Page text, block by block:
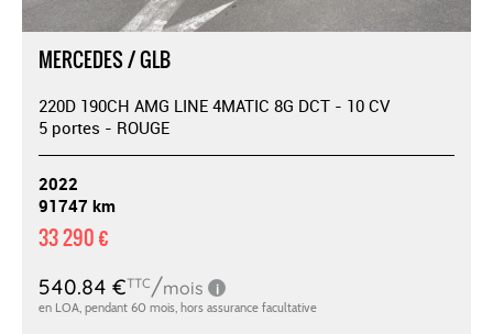
MERCEDES / GLB
220D 190CH AMG LINE 4MATIC 8G DCT - 10 CV
5 portes - ROUGE
2022
91747 km
33 290 €